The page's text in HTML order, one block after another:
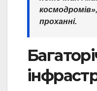
проханні.